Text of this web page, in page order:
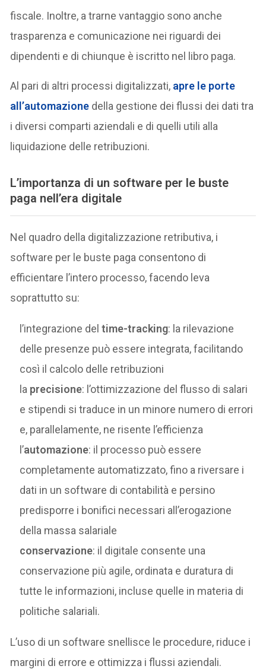
fiscale. Inoltre, a trarne vantaggio sono anche
trasparenza e comunicazione nei riguardi dei
dipendenti e di chiunque è iscritto nel libro paga.
Al pari di altri processi digitalizzati, apre le porte
all’automazione della gestione dei flussi dei dati tra
i diversi comparti aziendali e di quelli utili alla
liquidazione delle retribuzioni.
L’importanza di un software per le buste
paga nell’era digitale
Nel quadro della digitalizzazione retributiva, i
software per le buste paga consentono di
efficientare l’intero processo, facendo leva
soprattutto su:
l’integrazione deltime-tracking: la rilevazione
delle presenze può essere integrata, facilitando
così il calcolo delle retribuzioni
la precisione: l’ottimizzazione del flusso di salari
e stipendi si traduce in un minore numero di errori
e, parallelamente, ne risente l’efficienza
l’automazione: il processo può essere
completamente automatizzato, fino a riversare i
dati in un software di contabilità e persino
predisporre i bonifici necessari all’erogazione
della massa salariale
conservazione: il digitale consente una
conservazione più agile, ordinata e duratura di
tutte le informazioni, incluse quelle in materia di
politiche salariali.
L’uso di un software snellisce le procedure, riduce i
margini di errore e ottimizza i flussi aziendali.